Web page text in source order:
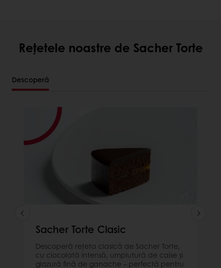
Rețetele noastre de Sacher Torte
Descoperă
Sacher Torte Clasic
Descoperă rețeta clasică de Sacher Torte,
cu ciocolată intensă, umplutură de caise și
glazură fină de ganache – perfectă pentru